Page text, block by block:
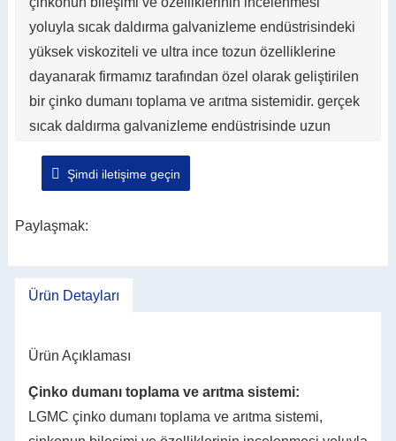
yoluyla sıcak daldırma galvanizleme endüstrisindeki
yüksek viskoziteli ve ultra ince tozun özelliklerine
dayanarak firmamız tarafından özel olarak geliştirilen
bir çinko dumanı toplama ve arıtma sistemidir. gerçek
sıcak daldırma galvanizleme endüstrisinde uzun
Otomasyon teknolojisinin uygulanmasıyla ekipmanın
Bu sistemin ana ekipmanı çinko duman toplama
Şimdi iletişime geçin
Paylaşmak:
Ürün Detayları
Ürün Açıklaması
Çinko dumanı toplama ve arıtma sistemi:
LGMC çinko dumanı toplama ve arıtma sistemi,